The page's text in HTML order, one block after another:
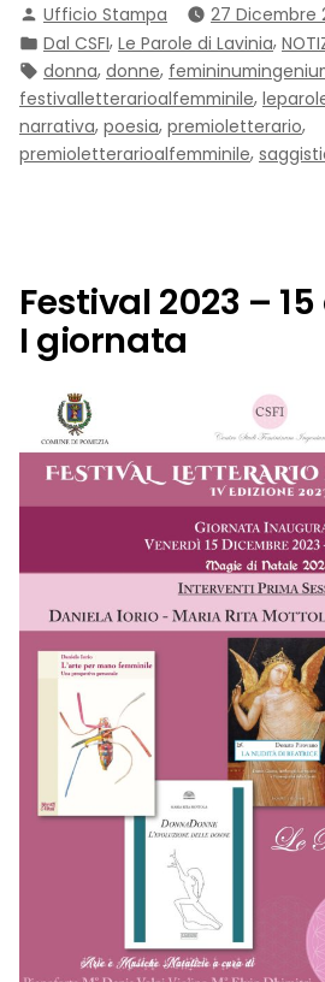
per
la
IV
Edizione
del
al
Parole
di
Lavinia
“
Pubblicato
da
Ufficio Stampa
27 Dicembre
Pubblicato
in:
Dal CSFI, Le Parole di Lavinia,
Tag:
donna, donne,
festivalletterarioalfemminile,
narrativa, poesia, premioletterario,
premioletterarioalfemminile,
Festival 2023 –
I giornata